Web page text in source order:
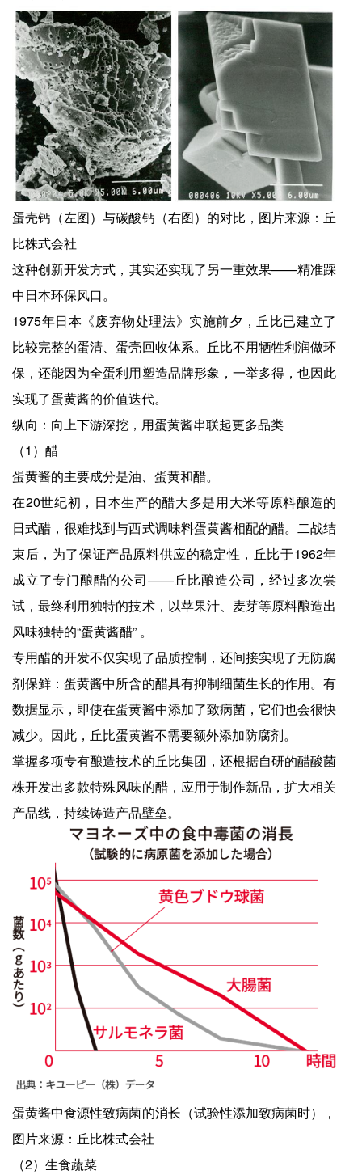
蛋壳钙（左图）与碳酸钙（右图）的对比，图片来源：丘
比株式会社
这种创新开发方式，其实还实现了另一重效果——精准踩
中日本环保风口。
1975年日本《废弃物处理法》实施前夕，丘比已建立了
比较完整的蛋清、蛋壳回收体系。丘比不用牺牲利润做环
保，还能因为全蛋利用塑造品牌形象，一举多得，也因此
实现了蛋黄酱的价值迭代。
纵向：向上下游深挖，用蛋黄酱串联起更多品类
（1）醋
蛋黄酱的主要成分是油、蛋黄和醋。
在20世纪初，日本生产的醋大多是用大米等原料酿造的
日式醋，很难找到与西式调味料蛋黄酱相配的醋。二战结
束后，为了保证产品原料供应的稳定性，丘比于1962年
成立了专门酿醋的公司——丘比酿造公司，经过多次尝
试，最终利用独特的技术，以苹果汁、麦芽等原料酿造出
风味独特的“蛋黄酱醋” 。
专用醋的开发不仅实现了品质控制，还间接实现了无防腐
剂保鲜：蛋黄酱中所含的醋具有抑制细菌生长的作用。有
数据显示，即使在蛋黄酱中添加了致病菌，它们也会很快
减少。因此，丘比蛋黄酱不需要额外添加防腐剂。
掌握多项专有酿造技术的丘比集团，还根据自研的醋酸菌
株开发出多款特殊风味的醋，应用于制作新品，扩大相关
产品线，持续铸造产品壁垒。
蛋黄酱中食源性致病菌的消长（试验性添加致病菌时），
图片来源：丘比株式会社
（2）生食蔬菜